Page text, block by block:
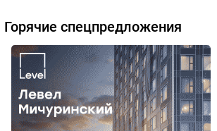
Горячие спецпредложения